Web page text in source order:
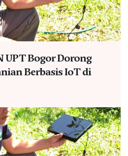
UPT Bogor Dorong
Berbasis IoT di